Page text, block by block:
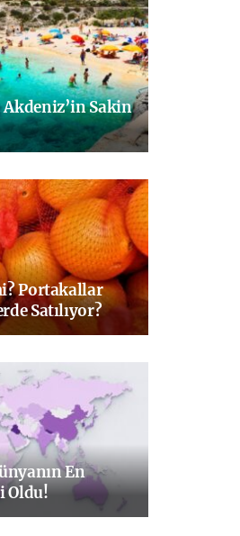
Akdeniz’in Sakin
Portakallar
Satılıyor?
En
Oldu!